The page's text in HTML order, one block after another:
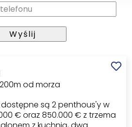
od morza
są 2 penthous'y w
€ oraz 850.000 € z trzema